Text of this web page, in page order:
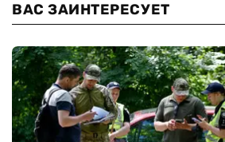
ВАС ЗАИНТЕРЕСУЕТ